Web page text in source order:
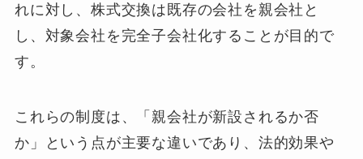
れに対し、株式交換は既存の会社を親会社と
し、対象会社を完全子会社化することが目的で
す。
これらの制度は、「親会社が新設されるか否
か」という点が主要な違いであり、法的効果や